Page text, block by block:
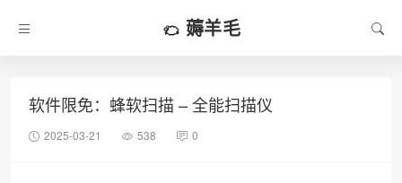
薅羊毛
软件限免：蜂软扫描 – 全能扫描仪
2025-03-21 538 0